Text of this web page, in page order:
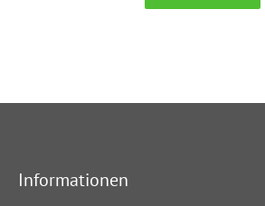
Informationen